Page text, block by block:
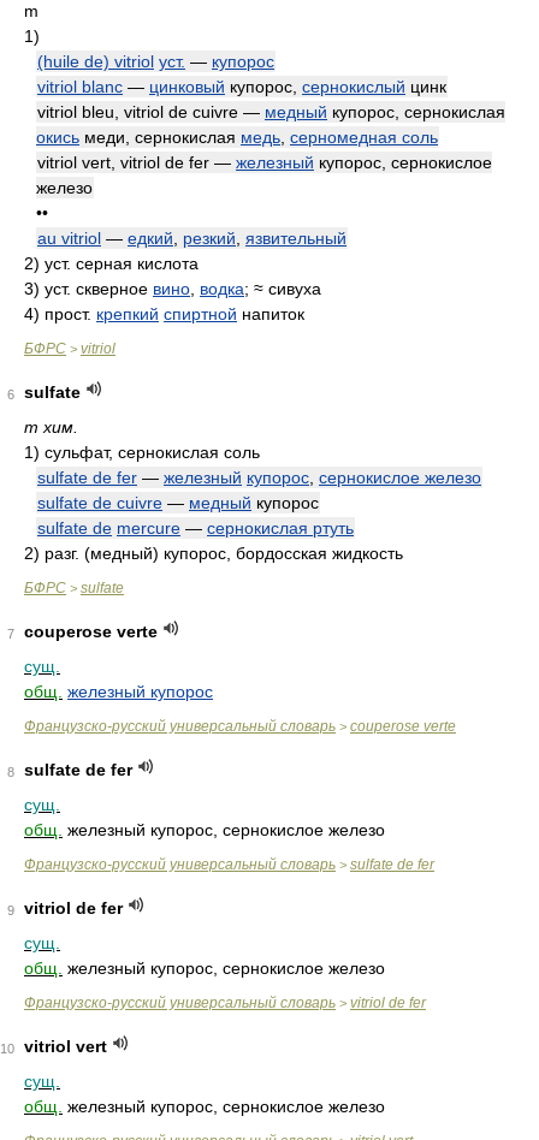
m
1)
(huile de) vitriol уст. — купорос
vitriol blanc — цинковый купорос, сернокислый цинк
vitriol bleu, vitriol de cuivre — медный купорос, сернокислая
окись меди, сернокислая медь серномедная соль
vitriol vert, vitriol de fer — железный купорос, сернокислое
железо
••
au vitriol — едкий резкий язвительный
2) уст. серная кислота
3) уст. скверное вино водка; ≈ сивуха
4) прост. крепкий спиртной напиток
БФРС > vitriol
6
sulfate
m хим.
1) сульфат, сернокислая соль
sulfate de fer — железный купорос сернокислое железо
sulfate de cuivre — медный купорос
sulfate de mercure — сернокислая ртуть
2) разг. (медный) купорос, бордосская жидкость
БФРС > sulfate
7
couperose verte
сущ.
общ. железный купорос
Французско-русский универсальный словарь > couperose verte
8
sulfate de fer
сущ.
общ. железный купорос, сернокислое железо
Французско-русский универсальный словарь > sulfate de fer
9
vitriol de fer
сущ.
общ. железный купорос, сернокислое железо
Французско-русский универсальный словарь > vitriol de fer
10
vitriol vert
сущ.
общ. железный купорос, сернокислое железо